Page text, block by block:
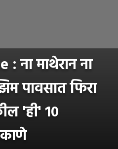
ना माथेरान ना
पावसात फिरा
'ही' १०